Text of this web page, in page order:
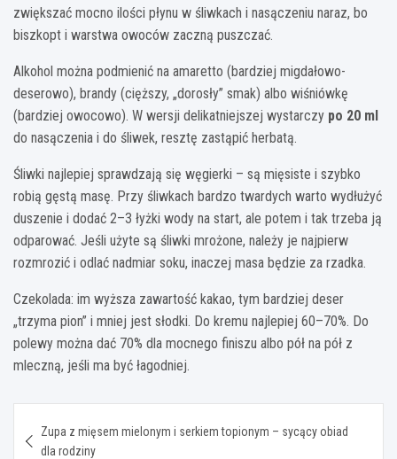
zwiększać mocno ilości płynu w śliwkach i nasączeniu naraz, bo
biszkopt i warstwa owoców zaczną puszczać.
Alkohol można podmienić na amaretto (bardziej migdałowo-
deserowo), brandy (cięższy, „dorosły” smak) albo wiśniówkę
(bardziej owocowo). W wersji delikatniejszej wystarczy po 20 ml
do nasączenia i do śliwek, resztę zastąpić herbatą.
Śliwki najlepiej sprawdzają się węgierki – są mięsiste i szybko
robią gęstą masę. Przy śliwkach bardzo twardych warto wydłużyć
duszenie i dodać 2–3 łyżki wody na start, ale potem i tak trzeba ją
odparować. Jeśli użyte są śliwki mrożone, należy je najpierw
rozmrozić i odlać nadmiar soku, inaczej masa będzie za rzadka.
Czekolada: im wyższa zawartość kakao, tym bardziej deser
„trzyma pion” i mniej jest słodki. Do kremu najlepiej 60–70%. Do
polewy można dać 70% dla mocnego finiszu albo pół na pół z
mleczną, jeśli ma być łagodniej.
wpisu
Zupa z mięsem mielonym i serkiem topionym – sycący obiad
dla rodziny